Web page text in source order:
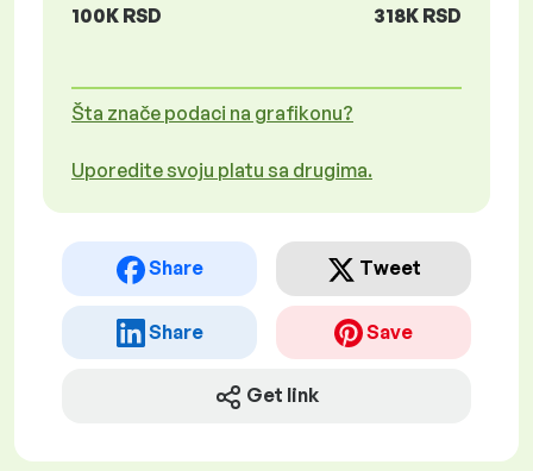
100K RSD
318K RSD
Šta znače podaci na grafikonu?
Uporedite svoju platu sa drugima.
Share Tweet
Share Save
Get link